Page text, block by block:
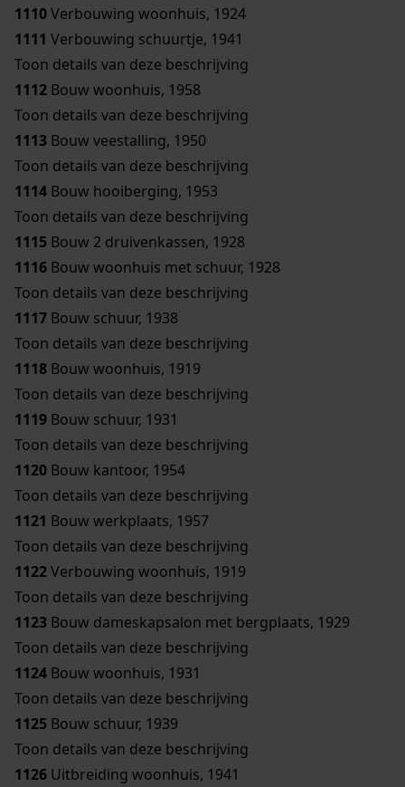
1110Verbouwing woonhuis, 1924
1111 Verbouwing schuurtje, 1941
Toon details van deze beschrijving
1112 Bouw woonhuis, 1958
Toon details van deze beschrijving
1113 Bouw veestalling, 1950
Toon details van deze beschrijving
1114 Bouw hooiberging, 1953
Toon details van deze beschrijving
1115 Bouw 2 druivenkassen, 1928
1116 Bouw woonhuis met schuur, 1928
Toon details van deze beschrijving
1117 Bouw schuur, 1938
Toon details van deze beschrijving
1118 Bouw woonhuis, 1919
Toon details van deze beschrijving
1119 Bouw schuur, 1931
Toon details van deze beschrijving
1120 Bouw kantoor, 1954
Toon details van deze beschrijving
1121 Bouw werkplaats, 1957
Toon details van deze beschrijving
1122Verbouwing woonhuis, 1919
Toon details van deze beschrijving
1123 Bouw dameskapsalon met bergplaats, 1929
Toon details van deze beschrijving
1124 Bouw woonhuis, 1931
Toon details van deze beschrijving
1125 Bouw schuur, 1939
Toon details van deze beschrijving
1126 Uitbreiding woonhuis, 1941